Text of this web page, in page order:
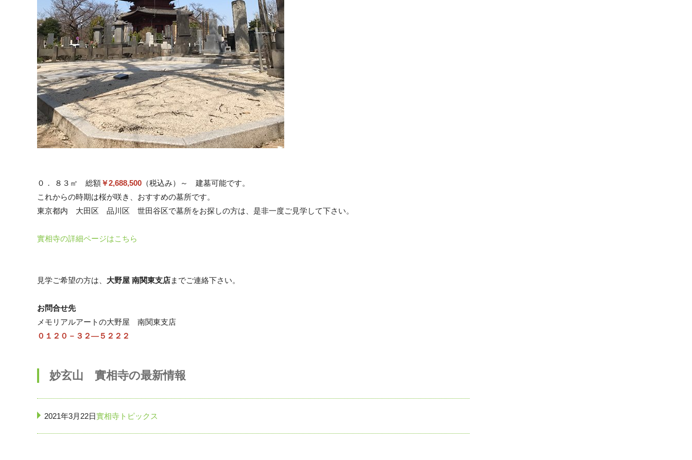
０． ８３㎡ 総額￥2,688,500 （税込み）～ 建墓可能です。
これからの時期は桜が咲き、おすすめの墓所です。
東京都内 大田区 品川区 世田谷区で墓所をお探しの方は、是非一度ご見学して下さい。
實相寺の詳細ページはこちら
見学ご希望の方は、 大野屋 南関東支店までご連絡下さい。
お問合せ先
メモリアルアートの大野屋 南関東支店
０１２０－３２―５２２２
妙玄山 實相寺の最新情報
2021年3月22日實相寺トピックス